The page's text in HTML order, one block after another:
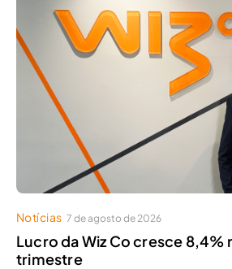
Notícias 7 de agosto de 2026
Lucro da Wiz Co cresce 8,4%
trimestre